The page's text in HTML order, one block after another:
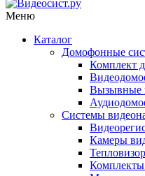
Меню
Каталог
Домофонные
Комплект
Вызывные
Системы
Камеры